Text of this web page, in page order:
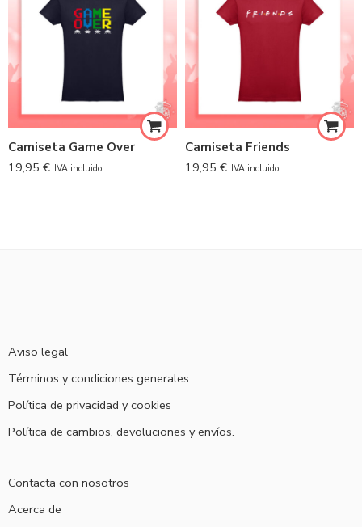
Camiseta Game Over
19,95 € IVA incluido
Camiseta Friends
19,95 € IVA incluido
Aviso legal
Términos y condiciones generales
Política de privacidad y cookies
Política de cambios, devoluciones y envíos.
Contacta con nosotros
Acerca de